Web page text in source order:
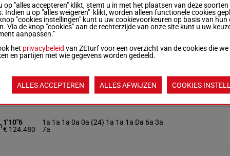
1'11"9
€ 114.080
Da 1a 3a 2a (24) 3a 7a 6a 0a 1a 1a 7a
3a
1'12"3
€ 117.230
0a 6a 7a (24) 4a 4a 1m 1a 3a Dm 7m
(23) 2m Da
1'11"1
3a 9a 1a 4a 7a (24) 2a 2a 3a 3a 1a 3a
1'10"6
€ 124.480
1a 1a 1a 0a 0a (24) 1a 1a 1a Da 6a 3a
7a
op "alles accepteren" klikt, stemt u in met het plaatsen van deze soorten
Indien u op "alles weigeren" klikt, worden alleen functionele cookies
"cookies instellingen" kunt u uw cookievoorkeuren op basis van hun
Via de knop "cookies" aan de rechterzijde van onze site kunt u uw
aanpassen."
het privacybeleid van ZEturf voor een overzicht van de cookies die we
en partijen met wie gegevens worden gedeeld.
ALLES ACCEPTEREN ALLES AFWIJZEN COOKIES